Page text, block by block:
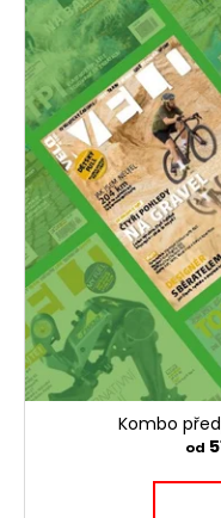
Kombo
od
u
j
e
m
e
VUELTA
A
ESPAÑA
590
Kč